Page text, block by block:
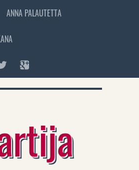
ANNA PALAUTETTA